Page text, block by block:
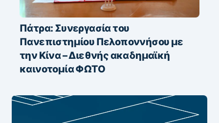
Πάτρα: Συνεργασία του
Πανεπιστημίου Πελοποννήσου με
την Κίνα – Διεθνής ακαδημαϊκή
καινοτομία ΦΩΤΟ